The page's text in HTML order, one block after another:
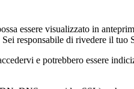
essere visualizzato in
responsabile di rivedere il tuo
e potrebbero essere